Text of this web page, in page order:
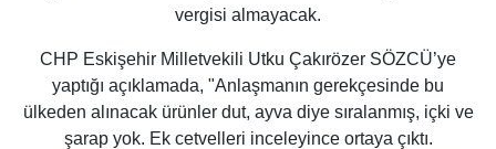
vergisi almayacak.
CHP Eskişehir Milletvekili Utku Çakırözer SÖZCÜ’ye
yaptığı açıklamada, "Anlaşmanın gerekçesinde bu
ülkeden alınacak ürünler dut, ayva diye sıralanmış, içki ve
şarap yok. Ek cetvelleri inceleyince ortaya çıktı.